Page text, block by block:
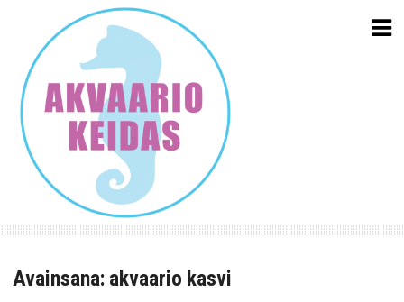
content
Avainsana: akvaario kasvi